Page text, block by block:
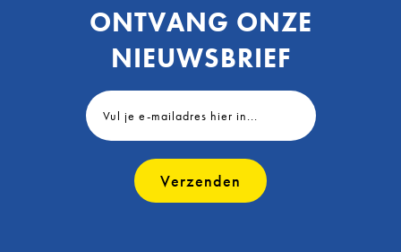
ONTVANG ONZE
NIEUWSBRIEF
Verzenden